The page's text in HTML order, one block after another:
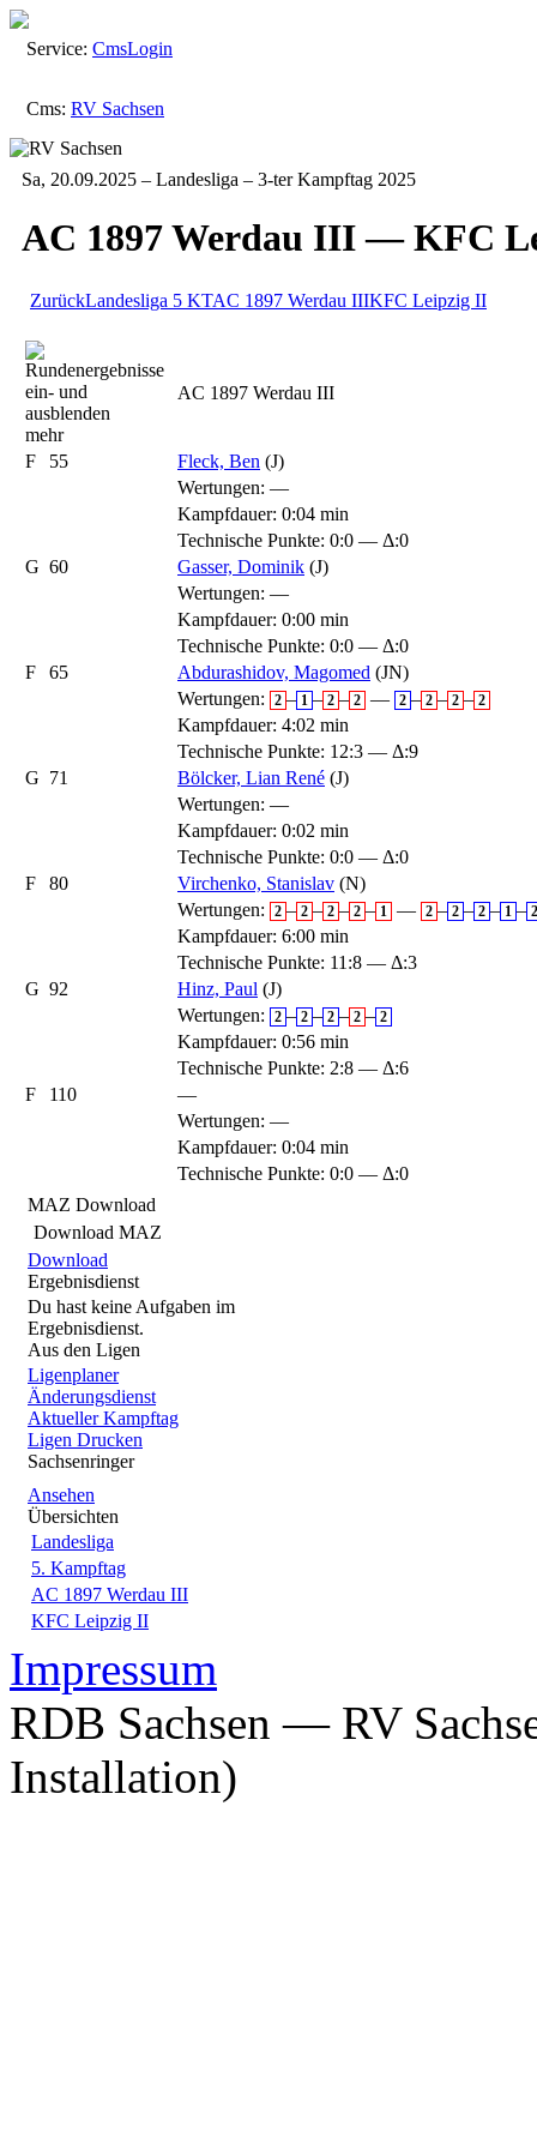
Cms: RV Sachsen
Service: CmsLogin
Sa, 20.09.2025 – Landesliga – 3-ter Kampftag 2025
AC 1897 Werdau III — KFC
ZurückLandesliga 5 KTAC 1897 Werdau IIIKFC Leipzig II
mehr
AC 1897 Werdau III
F 55 Fleck, Ben (J)
Wertungen: —
Kampfdauer: 0:04 min
Technische Punkte: 0:0 — Δ:0
G 60 Gasser, Dominik (J)
Wertungen: —
Kampfdauer: 0:00 min
Technische Punkte: 0:0 — Δ:0
F
65 Abdurashidov, Magomed (JN)
Wertungen:
2 – 1 – 2 – 2 — 2 – 2 – 2 – 2
Kampfdauer: 4:02 min
Technische Punkte: 12:3 — Δ:9
G 71 Bölcker, Lian René (J)
Wertungen: —
Kampfdauer: 0:02 min
Technische Punkte: 0:0 — Δ:0
F
80 Virchenko, Stanislav (N)
Wertungen:
2 – 2 – 2 – 2 – 1 — 2 – 2 – 2 – 1 – 2
Kampfdauer: 6:00 min
Technische Punkte: 11:8 — Δ:3
G 92 Hinz, Paul (J)
Wertungen:
2 – 2 – 2 – 2 – 2
Kampfdauer: 0:56 min
Technische Punkte: 2:8 — Δ:6
F
110
—
Wertungen: —
Kampfdauer: 0:04 min
Technische Punkte: 0:0 — Δ:0
MAZ Download
Download MAZ
Download
Ergebnisdienst
Du hast keine Aufgaben im
Ergebnisdienst.
Aus den Ligen
Ligenplaner
Änderungsdienst
Aktueller Kampftag
Ligen Drucken
Sachsenringer
Ansehen
Übersichten
Landesliga
5. Kampftag
AC 1897 Werdau III
KFC Leipzig II
Impressum
RDB Sachsen — RV
Installation)